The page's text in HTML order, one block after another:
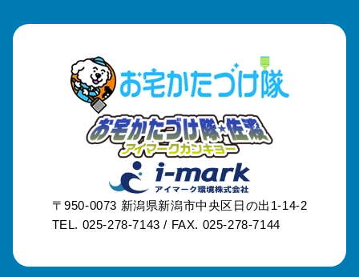
〒950-0073 新潟県新潟市中央区日の出1-14-2
TEL. 025-278-7143 / FAX. 025-278-7144